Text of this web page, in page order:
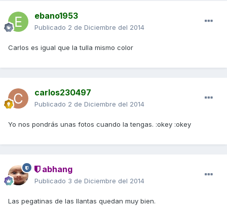
ebano1953
Publicado 2 de Diciembre del 2014
Carlos es igual que la tulla mismo color
carlos230497
Publicado 2 de Diciembre del 2014
Yo nos pondrás unas fotos cuando la tengas. :okey :okey
abhang
Publicado 3 de Diciembre del 2014
Las pegatinas de las llantas quedan muy bien.